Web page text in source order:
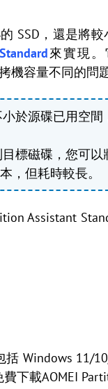
SSD，還是將較
來實現
機容量不同的問題
於源碟已用空
標磁碟，您可
，但耗時較長。
Assistant
括 Windows 11/
費下載AOMEI